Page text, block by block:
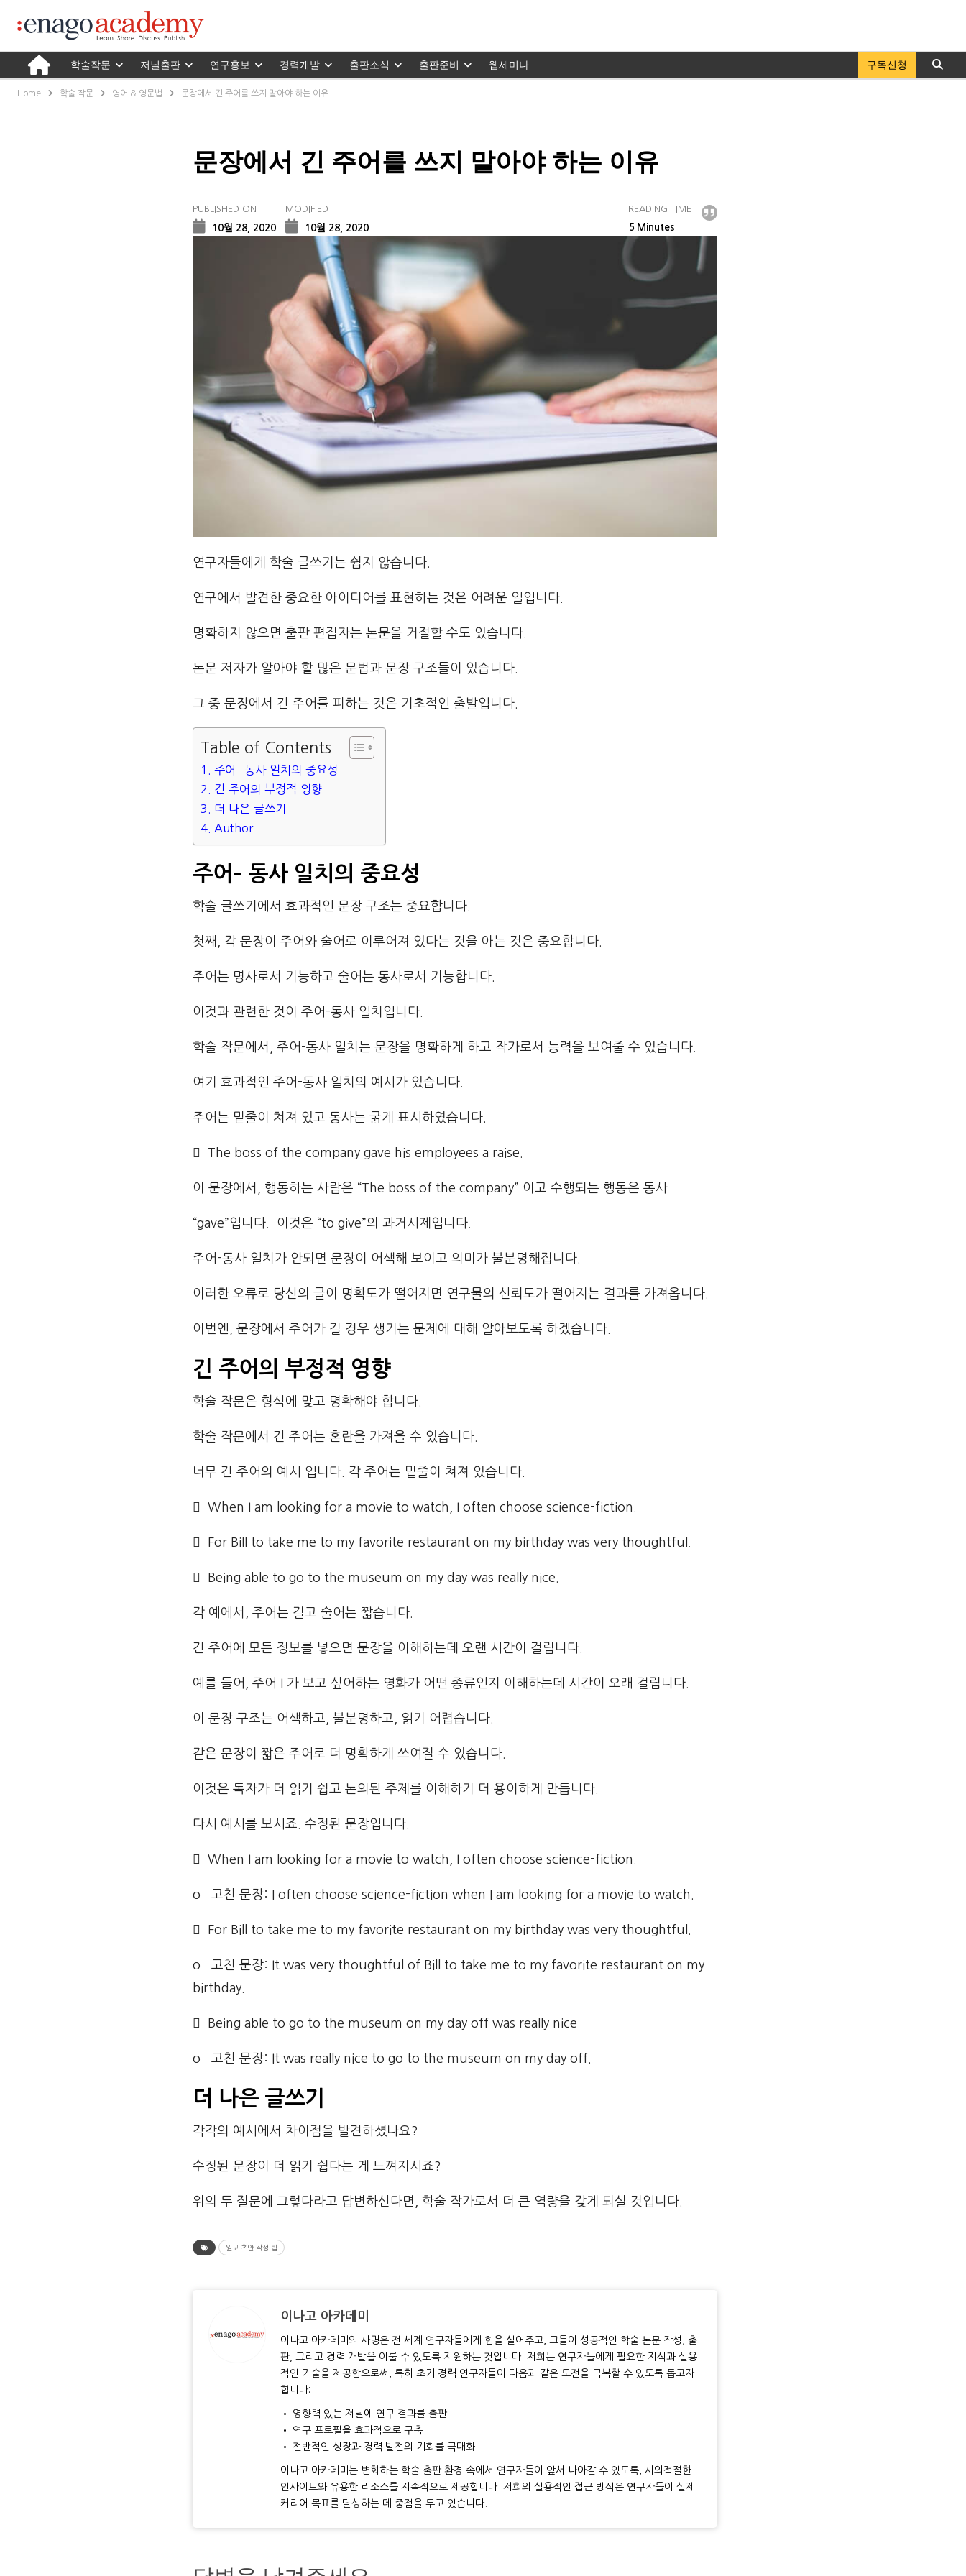
학술작문 저널출판 연구홍보 경력개발 출판소식 출판준비 웹세미나 구독신청
Home 학술 작문 영어 & 영문법 문장에서 긴 주어를 쓰지 말아야 하는 이유
문장에서 긴 주어를 쓰지 말아야 하는 이유
READING TIME
5 Minutes
PUBLISHED ON
10월 28, 2020
MODIFIED
10월 28, 2020
연구자들에게 학술 글쓰기는 쉽지 않습니다.
연구에서 발견한 중요한 아이디어를 표현하는 것은 어려운 일입니다.
명확하지 않으면 출판 편집자는 논문을 거절할 수도 있습니다.
논문 저자가 알아야 할 많은 문법과 문장 구조들이 있습니다.
그 중 문장에서 긴 주어를 피하는 것은 기초적인 출발입니다.
Table of Contents
주어– 동사 일치의 중요성
긴 주어의 부정적 영향
더 나은 글쓰기
Author
주어 – 동사 일치의 중요성
학술 글쓰기에서 효과적인 문장 구조는 중요합니다.
첫째, 각 문장이 주어와 술어로 이루어져 있다는 것을 아는 것은 중요합니다.
주어는 명사로서 기능하고 술어는 동사로서 기능합니다.
이것과 관련한 것이 주어-동사 일치입니다.
학술 작문에서, 주어-동사 일치는 문장을 명확하게 하고 작가로서 능력을 보여줄 수 있습니다.
여기 효과적인 주어-동사 일치의 예시가 있습니다.
주어는 밑줄이 쳐져 있고 동사는 굵게 표시하였습니다.
 The boss of the company gave his employees a raise.
이 문장에서, 행동하는 사람은 “The boss of the company” 이고 수행되는 행동은 동사
“gave”입니다. 이것은 “to give”의 과거시제입니다.
주어-동사 일치가 안되면 문장이 어색해 보이고 의미가 불분명해집니다.
이러한 오류로 당신의 글이 명확도가 떨어지면 연구물의 신뢰도가 떨어지는 결과를 가져옵니다.
이번엔, 문장에서 주어가 길 경우 생기는 문제에 대해 알아보도록 하겠습니다.
긴 주어의 부정적 영향
학술 작문은 형식에 맞고 명확해야 합니다.
학술 작문에서 긴 주어는 혼란을 가져올 수 있습니다.
너무 긴 주어의 예시 입니다. 각 주어는 밑줄이 쳐져 있습니다.
 When I am looking for a movie to watch, I often choose science-fiction.
 For Bill to take me to my favorite restaurant on my birthday was very thoughtful.
 Being able to go to the museum on my day was really nice.
각 예에서, 주어는 길고 술어는 짧습니다.
긴 주어에 모든 정보를 넣으면 문장을 이해하는데 오랜 시간이 걸립니다.
예를 들어, 주어 I 가 보고 싶어하는 영화가 어떤 종류인지 이해하는데 시간이 오래 걸립니다.
이 문장 구조는 어색하고, 불분명하고, 읽기 어렵습니다.
같은 문장이 짧은 주어로 더 명확하게 쓰여질 수 있습니다.
이것은 독자가 더 읽기 쉽고 논의된 주제를 이해하기 더 용이하게 만듭니다.
다시 예시를 보시죠. 수정된 문장입니다.
 When I am looking for a movie to watch, I often choose science-fiction.
o 고친 문장: I often choose science-fiction when I am looking for a movie to watch.
 For Bill to take me to my favorite restaurant on my birthday was very thoughtful.
o 고친 문장: It was very thoughtful of Bill to take me to my favorite restaurant on my
birthday.
 Being able to go to the museum on my day off was really nice
o 고친 문장: It was really nice to go to the museum on my day off.
더 나은 글쓰기
각각의 예시에서 차이점을 발견하셨나요?
수정된 문장이 더 읽기 쉽다는 게 느껴지시죠?
위의 두 질문에 그렇다라고 답변하신다면, 학술 작가로서 더 큰 역량을 갖게 되실 것입니다.
원고 초안 작성 팁
이나고 아카데미
이나고 아카데미의 사명은 전 세계 연구자들에게 힘을 실어주고, 그들이 성공적인 학술 논문 작성, 출
판, 그리고 경력 개발을 이룰 수 있도록 지원하는 것입니다. 저희는 연구자들에게 필요한 지식과 실용
적인 기술을 제공함으로써, 특히 초기 경력 연구자들이 다음과 같은 도전을 극복할 수 있도록 돕고자
합니다:
• 영향력 있는 저널에 연구 결과를 출판
• 연구 프로필을 효과적으로 구축
• 전반적인 성장과 경력 발전의 기회를 극대화
이나고 아카데미는 변화하는 학술 출판 환경 속에서 연구자들이 앞서 나아갈 수 있도록, 시의적절한
인사이트와 유용한 리소스를 지속적으로 제공합니다. 저희의 실용적인 접근 방식은 연구자들이 실제
커리어 목표를 달성하는 데 중점을 두고 있습니다.